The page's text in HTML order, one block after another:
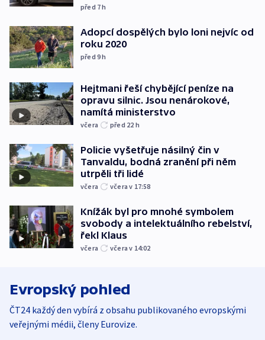
před 7h
Adopcí dospělých bylo loni nejvíc od
roku 2020
před 9h
Hejtmani řeší chybějící peníze na
opravu silnic. Jsou nenárokové,
namítá ministerstvo
včera před 22 h
Policie vyšetřuje násilný čin v
Tanvaldu, bodná zranění při něm
utrpěli tři lidé
včera včera v 17:58
Knížák byl pro mnohé symbolem
svobody a intelektuálního rebelství,
řekl Klaus
včera včera v 14:02
Evropský pohled
ČT24 každý den vybírá z obsahu publikovaného evropskými
veřejnými médii, členy Eurovize.